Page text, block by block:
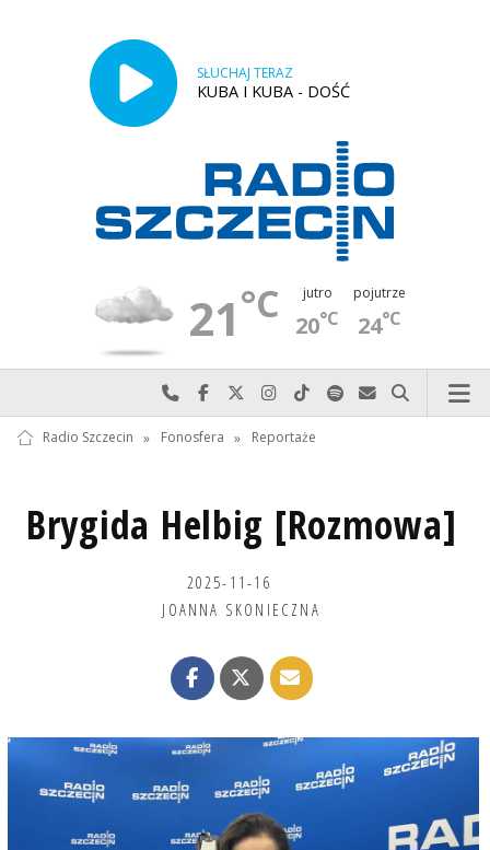
SŁUCHAJ TERAZ
KUBA I KUBA - DOŚĆ
21°C jutro
20°C
pojutrze
24°C
Najlepiej po prostu do nas zadzwoń
Odwiedź nas na Facebook-u
Odwiedź nas na X
Odwiedź nas na Instagram-ie
Odwiedź nas na TikTok-u
Szukaj nas na Spotify
Wyślij do nas
Szukaj
Radio Szczecin » Fonosfera » Reportaże
Brygida Helbig [Rozmowa]
2025-11-16
JOANNA SKONIECZNA